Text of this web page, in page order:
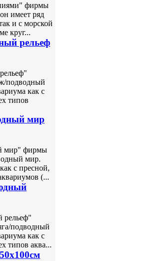
фирмы
имеет ряд
и с морской
круг...
рельеф
подводный
как с
типов
мир
мир" фирмы
мир.
с пресной,
(...
рельеф"
подводный
как с
типов аква...